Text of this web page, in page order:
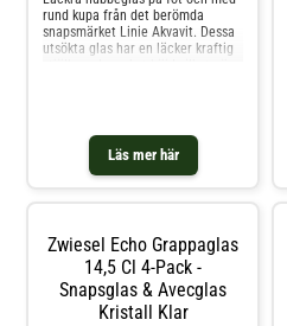
Läs mer här
rund kupa från det berömda
snapsmärket Linie Akvavit. Dessa
utsökta glas har en läcker kraftig
eller kräftskivan. På kupans
framsida återfinns Linie Akvavits
logga i blått och rött. Volym: 20
Zwiesel Echo Grappaglas
14,5 Cl 4-Pack -
Snapsglas & Avecglas
Kristall Klar